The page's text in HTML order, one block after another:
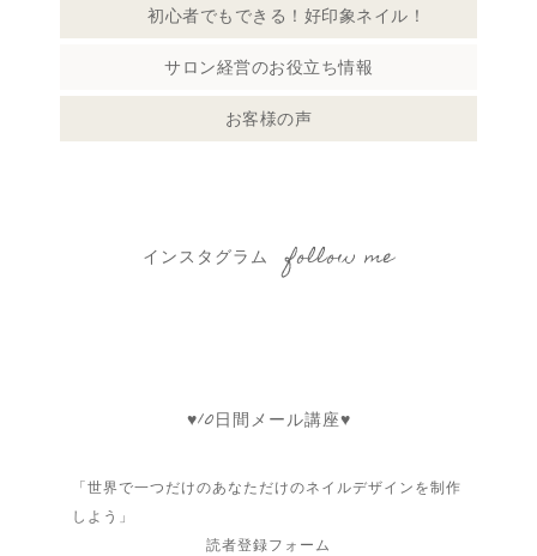
初心者でもできる！好印象ネイル！
サロン経営のお役立ち情報
お客様の声
インスタグラム follow me
♥10日間メール講座♥
「世界で一つだけのあなただけのネイルデザインを制作
しよう」
読者登録フォーム